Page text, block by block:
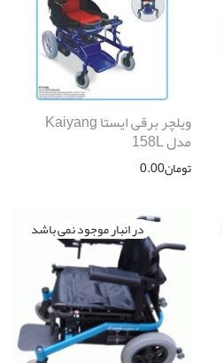
ویلچر برقی ایستا Kaiyang
مدل 158L
تومان0.00